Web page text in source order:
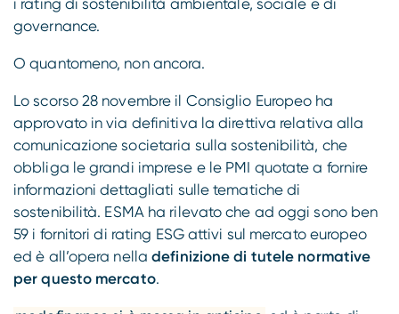
i rating di sostenibilità ambientale, sociale e di
governance.
O quantomeno, non ancora.
Lo scorso 28 novembre il Consiglio Europeo ha
approvato in via definitiva la direttiva relativa alla
comunicazione societaria sulla sostenibilità, che
obbliga le grandi imprese e le PMI quotate a fornire
informazioni dettagliati sulle tematiche di
sostenibilità. ESMA ha rilevato che ad oggi sono ben
59 i fornitori di rating ESG attivi sul mercato europeo
ed è all’opera nelladefinizione di tutele normative
per questo mercato.